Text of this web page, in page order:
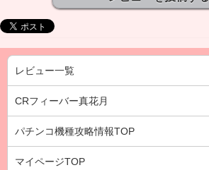
レビュー一覧
CRフィーバー真花月
パチンコ機種攻略情報TOP
マイページTOP